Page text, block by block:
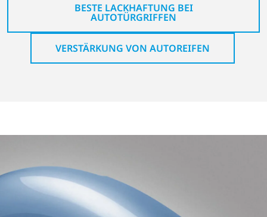
BESTE LACKHAFTUNG BEI
AUTOTÜRGRIFFEN
VERSTÄRKUNG VON AUTOREIFEN